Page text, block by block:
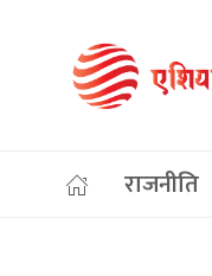
राजनीति